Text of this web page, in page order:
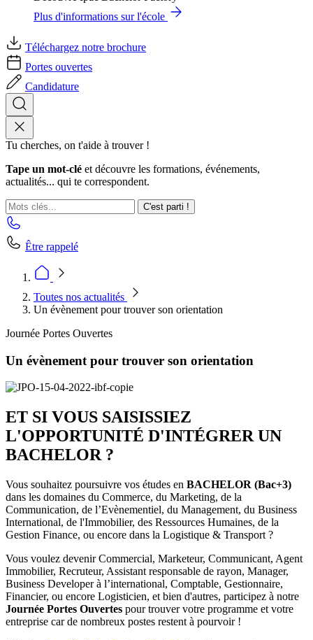
Plus d'informations sur l'école
Téléchargez notre brochure
Portes ouvertes
Candidature
Tu cherches, on t'aide à trouver !
Tape un mot-clé et découvre les formations, événements,
actualités... qui te correspondent.
C'est parti !
Être rappelé
Toutes nos actualités
Un évènement pour trouver son orientation
Journée Portes Ouvertes
Un évènement pour trouver son orientation
ET SI VOUS SAISISSIEZ
L'OPPORTUNITÉ D'INTÉGRER UN
BACHELOR ?
Vous souhaitez poursuivre vos études en BACHELOR (Bac+3)
dans les domaines du Commerce, du Marketing, de la
Communication, de l’Evènementiel, du Management, du Business
International, de l'Immobilier, des Ressources Humaines, de la
Gestion Finance, ou encore dans la Logistique & Transport ?
Vous voulez devenir Commercial, Marketeur, Communicant, Agent
Immobilier, Recruteur, Assistant responsable de rayon, Manager,
Business Developer à l’international, Comptable, Gestionnaire,
Financier, ou encore Logisticien, et bien d'autres, participez à notre
Journée Portes Ouvertes pour trouver votre programme et votre
entreprise car de nombreux postes restent à pourvoir !